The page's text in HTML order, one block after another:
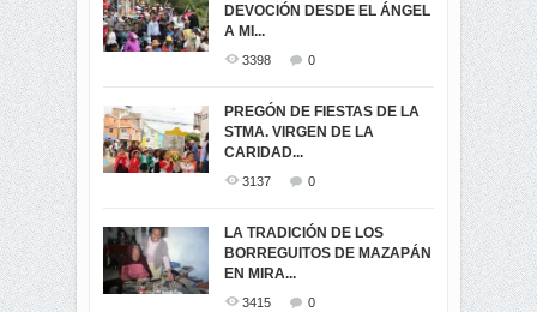
DEVOCIÓN DESDE EL ÁNGEL
A MI...
3398 0
PREGÓN DE FIESTAS DE LA
STMA. VIRGEN DE LA
CARIDAD...
3137 0
LA TRADICIÓN DE LOS
BORREGUITOS DE MAZAPÁN
EN MIRA...
3415 0
DE LA CARIDAD 2024
3063
-ENCENDIDO DEL ARBOL DE
...
MIRA
3442
ELECCIONES
PRESIDENCIALES 2023 EN
M...
ELECCION CRUCIAL:
SEGUNDA VUELTA
PRESIDENCIAL EL 1...
VIRTUALES ASAMBLEISTAS
POR LA PROVINCIA DEL
CARCHI...